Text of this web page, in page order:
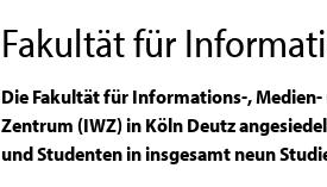
Fakultät für
Die Fakultät für Informations-,
Zentrum (IWZ) in Köln Deutz
und Studenten in insgesamt neun